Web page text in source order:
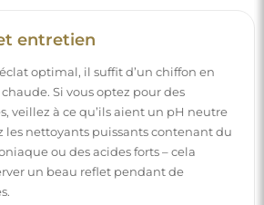
entretien
optimal, il suffit d’un chiffon en
Si vous optez pour des
veillez à ce qu’ils aient un pH neutre
les nettoyants puissants contenant du
ou des acides forts – cela
un beau reflet pendant de